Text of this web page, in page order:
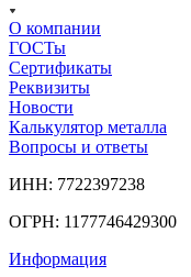
О компании
ГОСТы
Сертификаты
Реквизиты
Новости
Калькулятор металла
Вопросы и ответы
ИНН: 7722397238
ОГРН: 1177746429300
Информация